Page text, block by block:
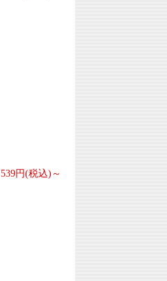
539円(税込)～